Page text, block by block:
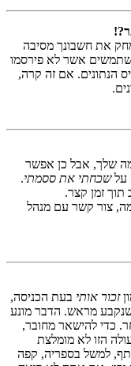
את חשבונך מסיבה
אשר לא פירסמו
הנתונים. אם זה קרה,
שלך, אבל כן אפשר
עלשכחתי את ססמתי.
זמן קצר.
צור קשר עם מנהל
זכור אותי בעת הכניסה,
מראש. הדבר מונע
כדי להישאר מחובר,
הזו לא מומלצת
למשל בספריה, קפה